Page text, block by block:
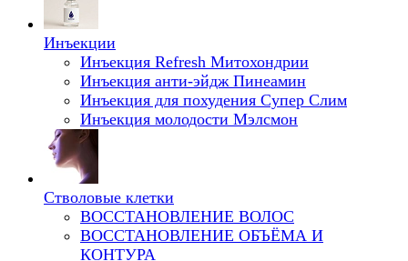
Инъекции
Инъекция Refresh Митохондрии
Инъекция анти-эйдж Пинеамин
Инъекция для похудения Супер Слим
Инъекция молодости Мэлсмон
Стволовые клетки
ВОССТАНОВЛЕНИЕ ВОЛОС
ВОССТАНОВЛЕНИЕ ОБЪЁМА И
КОНТУРА